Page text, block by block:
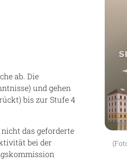
ab. Die
und gehen
bis zur Stufe 4
das geforderte
bei der